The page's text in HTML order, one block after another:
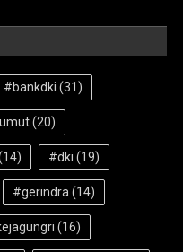
#bankdki (31)
(20)
#dki (19)
#gerindra (14)
(16)